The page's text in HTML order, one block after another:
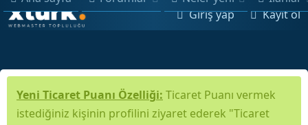
Giriş yap Kayıt ol
Yeni Ticaret Puanı Özelliği: Ticaret Puanı vermek
istediğiniz kişinin profilini ziyaret ederek "Ticaret